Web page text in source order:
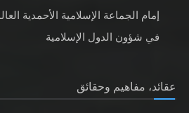
إمام الجماعة الإسلامية الأحمدية
في شؤون الدول الإسلامية
عقائد، مفاهيم وحقائق